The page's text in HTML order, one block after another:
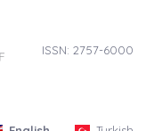
ISSN: 2757-6000